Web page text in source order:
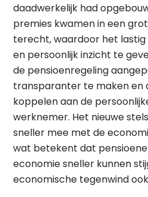
daadwerkelijk had
premies kwamen in een
terecht, waardoor het
en persoonlijk inzicht te
de pensioenregeling
transparanter te maken en
koppelen aan de
werknemer. Het nieuwe
sneller mee met de
wat betekent dat
economie sneller kunnen
economische tegenwind